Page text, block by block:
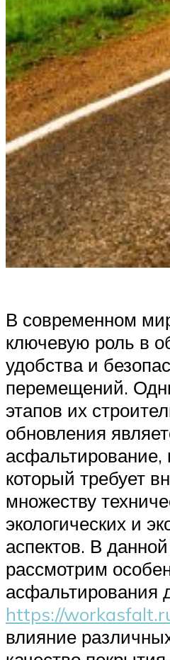
В современном
ключевую роль в
удобства и
перемещений.
этапов их
обновления
асфальтирование,
который требует
множеству
экологических и
аспектов. В
рассмотрим
асфальтирования
https://
влияние